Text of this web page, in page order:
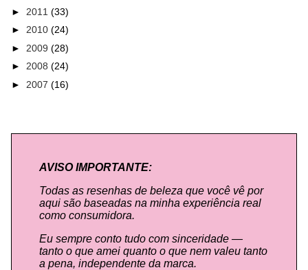
► 2011 (33)
► 2010 (24)
► 2009 (28)
► 2008 (24)
► 2007 (16)
AVISO IMPORTANTE:
Todas as resenhas de beleza que você vê por
aqui são baseadas na minha experiência real
como consumidora.
Eu sempre conto tudo com sinceridade —
tanto o que amei quanto o que nem valeu tanto
a pena, independente da marca.